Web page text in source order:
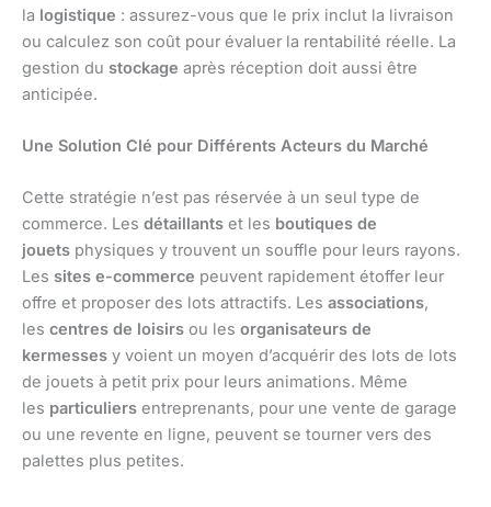
la logistique : assurez-vous que le prix inclut la livraison
ou calculez son coût pour évaluer la rentabilité réelle. La
gestion du stockage après réception doit aussi être
anticipée.
Une Solution Clé pour Différents Acteurs du Marché
Cette stratégie n’est pas réservée à un seul type de
commerce. Les détaillants et les boutiques de
jouets physiques y trouvent un souffle pour leurs rayons.
Les sites e-commerce peuvent rapidement étoffer leur
offre et proposer des lots attractifs. Les associations,
les centres de loisirs ou les organisateurs de
kermesses y voient un moyen d’acquérir des lots de lots
de jouets à petit prix pour leurs animations. Même
les particuliers entreprenants, pour une vente de garage
ou une revente en ligne, peuvent se tourner vers des
palettes plus petites.